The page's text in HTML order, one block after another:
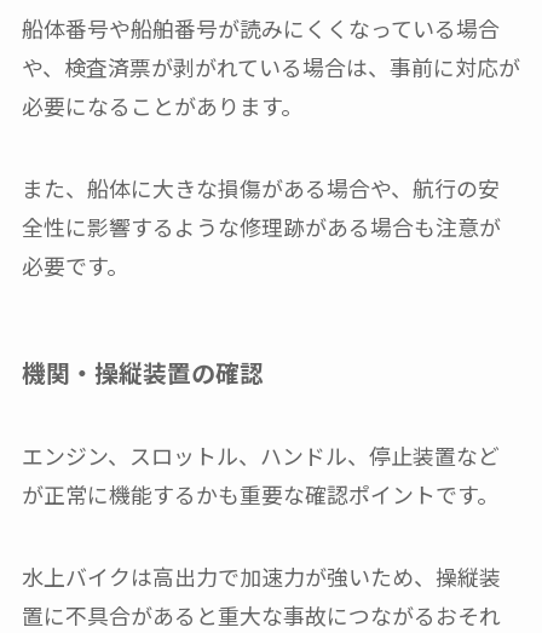
船体番号や船舶番号が読みにくくなっている場合
や、検査済票が剥がれている場合は、事前に対応が
必要になることがあります。
また、船体に大きな損傷がある場合や、航行の安
全性に影響するような修理跡がある場合も注意が
必要です。
機関・操縦装置の確認
エンジン、スロットル、ハンドル、停止装置など
が正常に機能するかも重要な確認ポイントです。
水上バイクは高出力で加速力が強いため、操縦装
置に不具合があると重大な事故につながるおそれ